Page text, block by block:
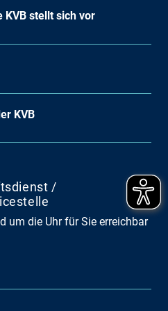
KVB stellt sich vor
KVB
/
um die Uhr für Sie erreichbar